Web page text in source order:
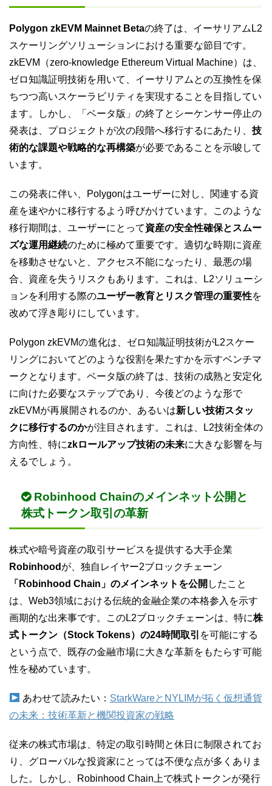
Polygon zkEVM Mainnet Betaの終了は、イーサリアムL2
スケーリングソリューションにおける重要な節目です。
zkEVM（zero-knowledge Ethereum Virtual Machine）は、
ゼロ知識証明技術を用いて、イーサリアムとの互換性を保
ちつつ高いスケーラビリティを実現することを目指してい
ます。しかし、「ベータ版」の終了とシーケンサー停止の
発表は、プロジェクトが次の段階へ移行するにあたり、 技
術的な課題や戦略的な再構築が必要であることを示唆して
います。
この発表に伴い、Polygonはユーザーに対し、関連する資
産を速やかに移行するよう呼びかけています。このような
移行期間は、ユーザーにとって資産の安全性確保とスムー
ズな運用継続のために極めて重要です。適切な時期に資産
を移動させないと、アクセス不能になったり、最悪の場
合、資産を失うリスクもあります。これは、L2ソリューシ
ョンを利用する際のユーザー教育とリスク管理の重要性を
改めて浮き彫りにしています。
Polygon zkEVMの進化は、ゼロ知識証明技術がL2スケー
リングにおいてどのような役割を果たすかを示すベンチマ
ークとなります。ベータ版の終了は、技術の成熟と安定化
に向けた必要なステップであり、今後どのような形で
zkEVMが再展開されるのか、あるいは新しい技術スタッ
クに移行するのかが注目されます。これは、L2技術全体の
方向性、特にzkロールアップ技術の未来に大きな影響を与
えるでしょう。
Robinhood Chainのメインネット公開と
株式トークン取引の革新
株式や暗号資産の取引サービスを提供する大手企業
Robinhood が、独自レイヤー2ブロックチェーン
「Robinhood Chain」のメインネットを公開 したこと
は、Web3領域における伝統的金融企業の本格参入を示す
画期的な出来事です。このL2ブロックチェーンは、特に株
式トークン（Stock Tokens）の24時間取引 を可能にする
という点で、既存の金融市場に大きな革新をもたらす可能
性を秘めています。
あわせて読みたい： StarkWareとNYLIMが拓く仮想通貨
の未来：技術革新と機関投資家の戦略
従来の株式市場は、特定の取引時間と休日に制限されてお
り、グローバルな投資家にとっては不便な点が多くありま
した。しかし、Robinhood Chain上で株式トークンが発行